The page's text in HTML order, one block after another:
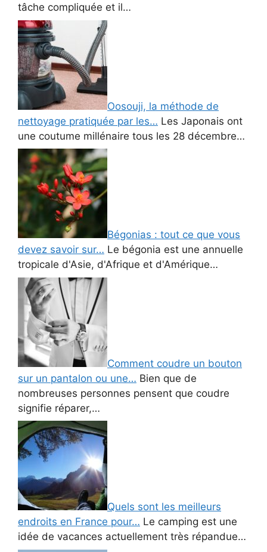
tâche compliquée et il…
Oosouji, la méthode de
nettoyage pratiquée par les… Les Japonais ont
une coutume millénaire tous les 28 décembre…
Bégonias : tout ce que vous
devez savoir sur… Le bégonia est une annuelle
tropicale d'Asie, d'Afrique et d'Amérique…
Comment coudre un bouton
sur un pantalon ou une… Bien que de
nombreuses personnes pensent que coudre
signifie réparer,…
Quels sont les meilleurs
endroits en France pour… Le camping est une
idée de vacances actuellement très répandue…